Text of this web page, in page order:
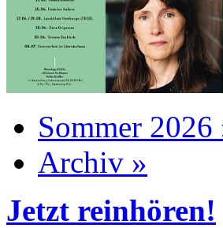
Sommer 2026
Archiv »
Jetzt reinhören!